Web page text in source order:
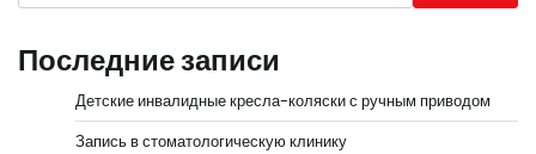
Последние записи
Детские инвалидные кресла-коляски с ручным приводом
Запись в стоматологическую клинику